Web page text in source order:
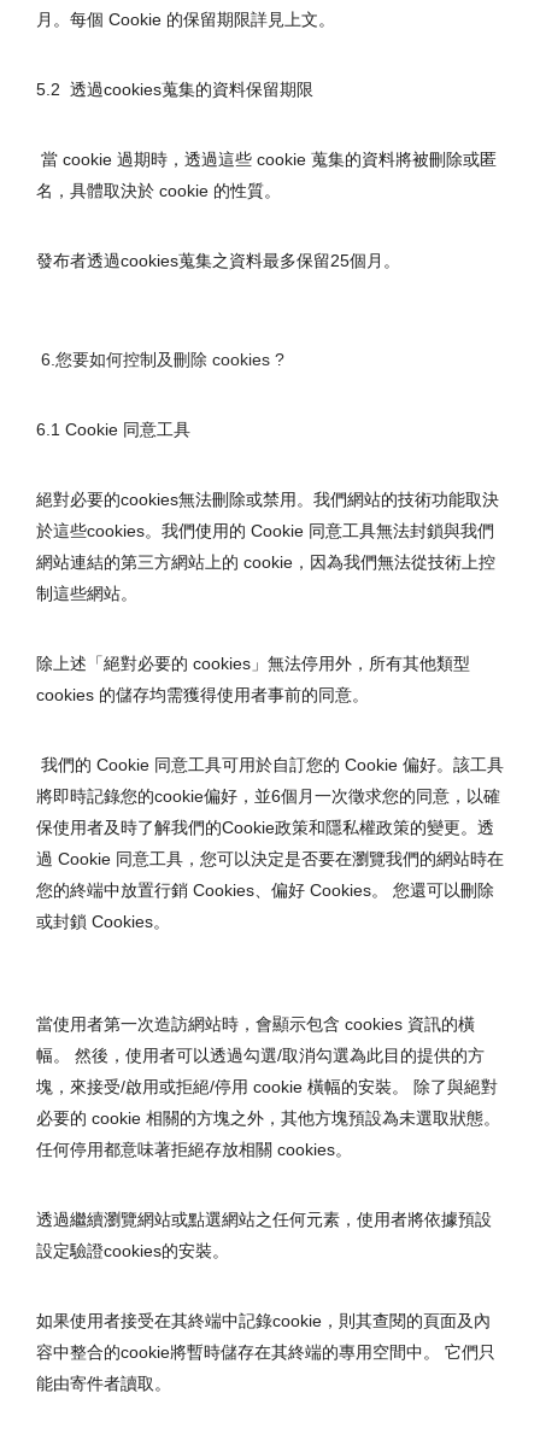
月。每個 Cookie 的保留期限詳見上文。
5.2  透過cookies蒐集的資料保留期限
當 cookie 過期時，透過這些 cookie 蒐集的資料將被刪除或匿
名，具體取決於 cookie 的性質。
發布者透過cookies蒐集之資料最多保留25個月。
6.您要如何控制及刪除 cookies ?
6.1 Cookie 同意工具
絕對必要的cookies無法刪除或禁用。我們網站的技術功能取決
於這些cookies。我們使用的 Cookie 同意工具無法封鎖與我們
網站連結的第三方網站上的 cookie，因為我們無法從技術上控
制這些網站。
除上述「絕對必要的 cookies」無法停用外，所有其他類型
cookies 的儲存均需獲得使用者事前的同意。
我們的 Cookie 同意工具可用於自訂您的 Cookie 偏好。該工具
將即時記錄您的cookie偏好，並6個月一次徵求您的同意，以確
保使用者及時了解我們的Cookie政策和隱私權政策的變更。透
過 Cookie 同意工具，您可以決定是否要在瀏覽我們的網站時在
您的終端中放置行銷 Cookies、偏好 Cookies。 您還可以刪除
或封鎖 Cookies。
當使用者第一次造訪網站時，會顯示包含 cookies 資訊的橫
幅。 然後，使用者可以透過勾選/取消勾選為此目的提供的方
塊，來接受/啟用或拒絕/停用 cookie 橫幅的安裝。 除了與絕對
必要的 cookie 相關的方塊之外，其他方塊預設為未選取狀態。
任何停用都意味著拒絕存放相關 cookies。
透過繼續瀏覽網站或點選網站之任何元素，使用者將依據預設
設定驗證cookies的安裝。
如果使用者接受在其終端中記錄cookie，則其查閱的頁面及內
容中整合的cookie將暫時儲存在其終端的專用空間中。 它們只
能由寄件者讀取。